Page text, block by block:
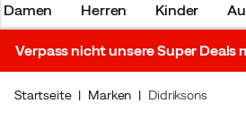
Damen Herren Kinder
Verpass nicht unsere Super Deals
Startseite Marken Didriksons